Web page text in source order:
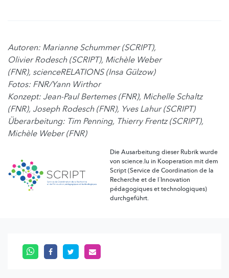
Autoren: Marianne Schummer (SCRIPT),
Olivier Rodesch (SCRIPT), Michèle Weber
(FNR), scienceRELATIONS (Insa Gülzow)
Fotos: FNR/Yann Wirthor
Konzept: Jean-Paul Bertemes (FNR), Michelle Schaltz
(FNR), Joseph Rodesch (FNR), Yves Lahur (SCRIPT)
Überarbeitung: Tim Penning, Thierry Frentz (SCRIPT),
Michèle Weber (FNR)
Die Ausarbeitung dieser Rubrik wurde
von science.lu in Kooperation mit dem
Script (Service de Coordination de la
Recherche et de l´Innovation
pédagogiques et technologiques)
durchgeführt.